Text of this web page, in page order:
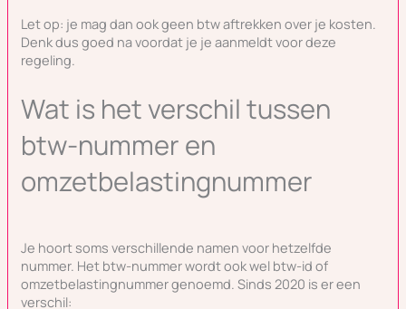
Let op: je mag dan ook geen btw aftrekken over je kosten.
Denk dus goed na voordat je je aanmeldt voor deze
regeling.
Wat is het verschil tussen
btw-nummer en
omzetbelastingnummer
Je hoort soms verschillende namen voor hetzelfde
nummer. Het btw-nummer wordt ook wel btw-id of
omzetbelastingnummer genoemd. Sinds 2020 is er een
verschil: